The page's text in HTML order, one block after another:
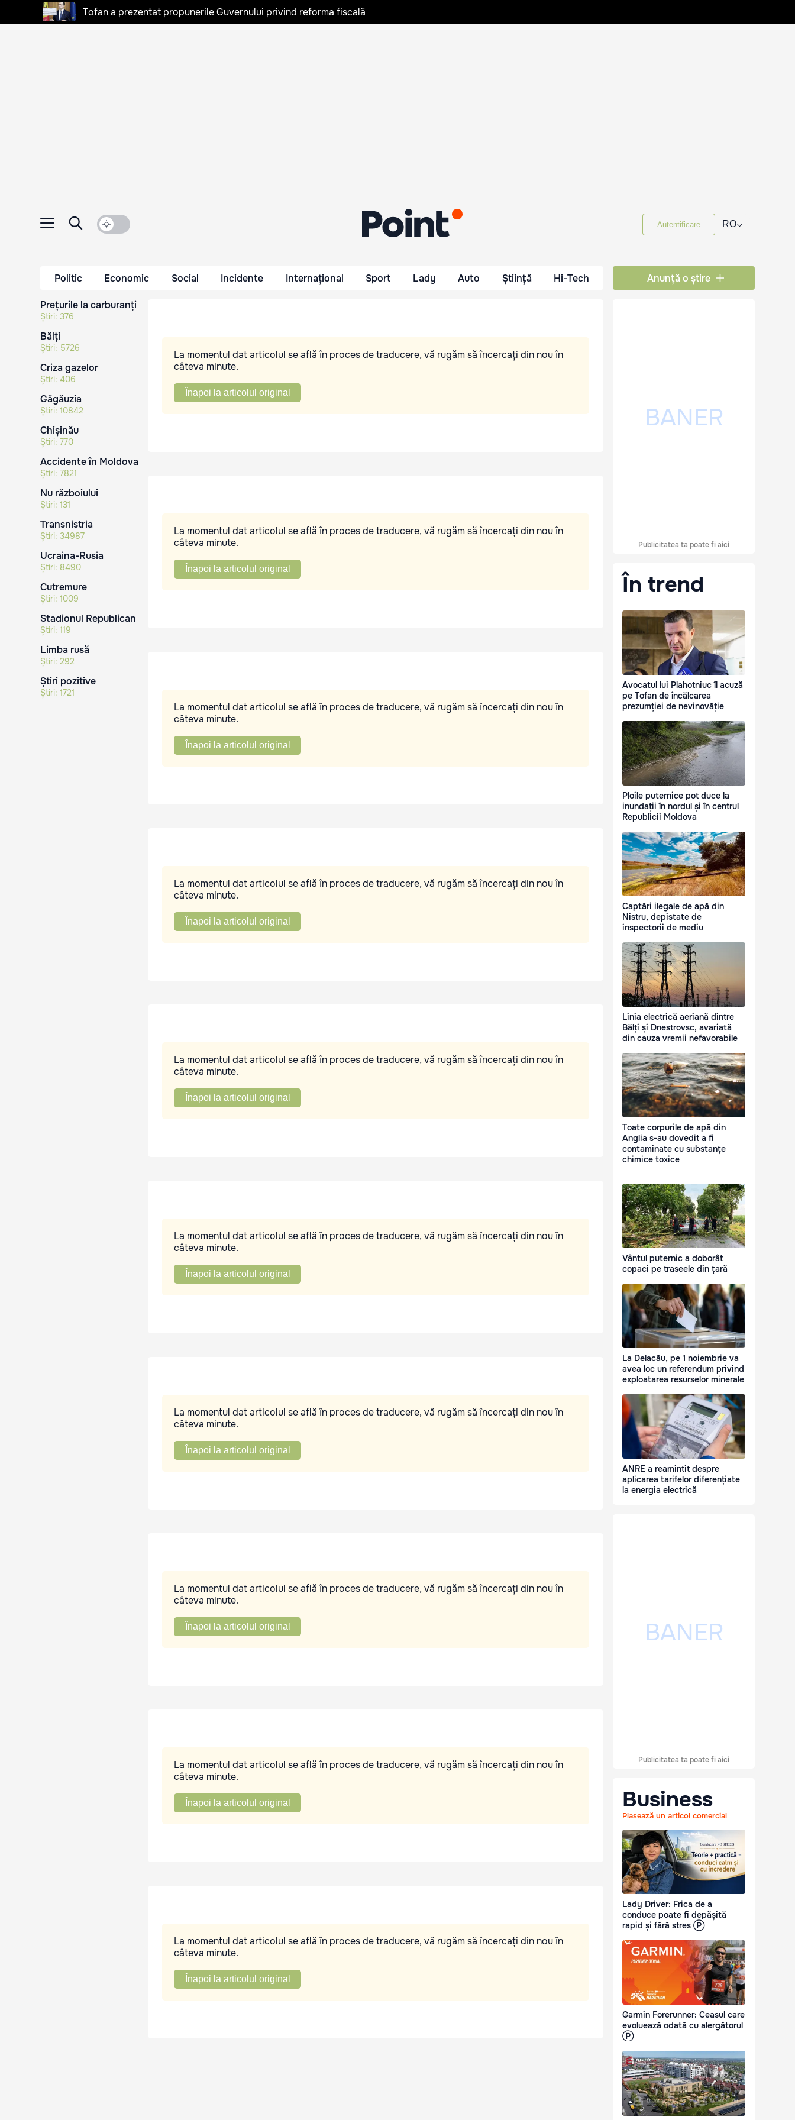
Tofan a prezentat propunerile Guvernului privind reforma fiscală
Autentificare RO⌵
Politic Economic Social Incidente Internațional Sport Lady Auto Știință Hi-Tech Anunță o știre
Prețurile la carburanți
Știri: 376
Bălți
Știri: 5726
Criza gazelor
Știri: 406
Găgăuzia
Știri: 10842
Chișinău
Știri: 770
Accidente în Moldova
Știri: 7821
Nu războiului
Știri: 131
Transnistria
Știri: 34987
Ucraina-Rusia
Știri: 8490
Cutremure
Știri: 1009
Stadionul Republican
Știri: 119
Limba rusă
Știri: 292
Știri pozitive
Știri: 1721
La momentul dat articolul se află în proces de traducere, vă rugăm să încercați din nou în
câteva minute.
Înapoi la articolul original
La momentul dat articolul se află în proces de traducere, vă rugăm să încercați din nou în
câteva minute.
Înapoi la articolul original
La momentul dat articolul se află în proces de traducere, vă rugăm să încercați din nou în
câteva minute.
Înapoi la articolul original
La momentul dat articolul se află în proces de traducere, vă rugăm să încercați din nou în
câteva minute.
Înapoi la articolul original
La momentul dat articolul se află în proces de traducere, vă rugăm să încercați din nou în
câteva minute.
Înapoi la articolul original
La momentul dat articolul se află în proces de traducere, vă rugăm să încercați din nou în
câteva minute.
Înapoi la articolul original
La momentul dat articolul se află în proces de traducere, vă rugăm să încercați din nou în
câteva minute.
Înapoi la articolul original
La momentul dat articolul se află în proces de traducere, vă rugăm să încercați din nou în
câteva minute.
Înapoi la articolul original
La momentul dat articolul se află în proces de traducere, vă rugăm să încercați din nou în
câteva minute.
Înapoi la articolul original
La momentul dat articolul se află în proces de traducere, vă rugăm să încercați din nou în
câteva minute.
Înapoi la articolul original
Publicitatea ta poate fi aici
În trend
Avocatul lui Plahotniuc îl acuză
pe Tofan de încălcarea
prezumției de nevinovăție
Ploile puternice pot duce la
inundații în nordul și în centrul
Republicii Moldova
Captări ilegale de apă din
Nistru, depistate de
inspectorii de mediu
Linia electrică aeriană dintre
Bălți și Dnestrovsc, avariată
din cauza vremii nefavorabile
Toate corpurile de apă din
Anglia s-au dovedit a fi
contaminate cu substanțe
chimice toxice
Vântul puternic a doborât
copaci pe traseele din țară
La Delacău, pe 1 noiembrie va
avea loc un referendum privind
exploatarea resurselor minerale
ANRE a reamintit despre
aplicarea tarifelor diferențiate
la energia electrică
Publicitatea ta poate fi aici
Business
Plasează un articol comercial
Lady Driver: Frica de a
conduce poate fi depășită
rapid și fără stres Ⓟ
Garmin Forerunner: Ceasul care
evoluează odată cu alergătorul
Ⓟ